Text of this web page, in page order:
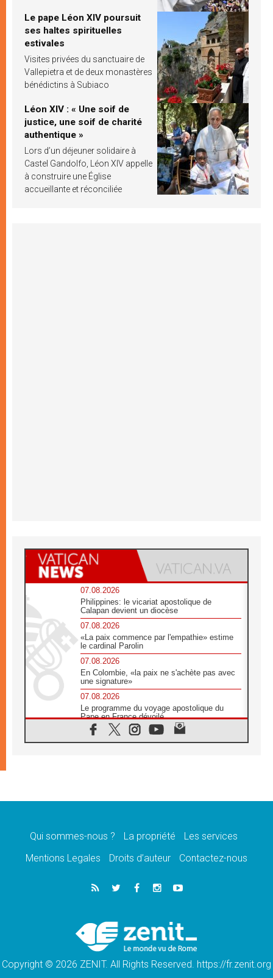
Le pape Léon XIV poursuit
ses haltes spirituelles
estivales
Visites privées du sanctuaire de
Vallepietra et de deux monastères
bénédictins à Subiaco
Léon XIV : « Une soif de
justice, une soif de charité
authentique »
Lors d’un déjeuner solidaire à
Castel Gandolfo, Léon XIV appelle
à construire une Église
accueillante et réconciliée
07.08.2026
Philippines: le vicariat apostolique de
Calapan devient un diocèse
07.08.2026
«La paix commence par l'empathie» estime
le cardinal Parolin
07.08.2026
En Colombie, «la paix ne s'achète pas avec
une signature»
07.08.2026
Le programme du voyage apostolique du
Pape en France dévoilé
07.08.2026
1ère Conférence continentale sur l'éducation
07.08.2026
07.08.2026
lancement des «dix jours de prière pour la
06.08.2026
Préparatifs des JMJ 2027 à Séoul: «c'est
Chrétiens et confucéens: respect et sagesse
pour relever les «défis urgents»
Qui sommes-nous ? La propriété
Les services
Mentions Legales
Droits d’auteur Contactez-nous
Copyright © 2026 ZENIT. All Rights Reserved. https://fr.zenit.org